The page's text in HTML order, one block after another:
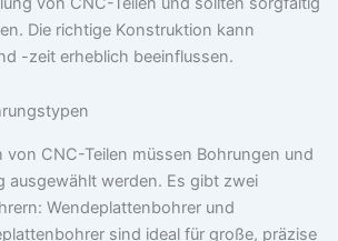
Die richtige Konstruktion kann
-zeit erheblich beeinflussen.
von CNC-Teilen müssen Bohrungen und
ausgewählt werden. Es gibt zwei
Wendeplattenbohrer und
sind ideal für große, präzise